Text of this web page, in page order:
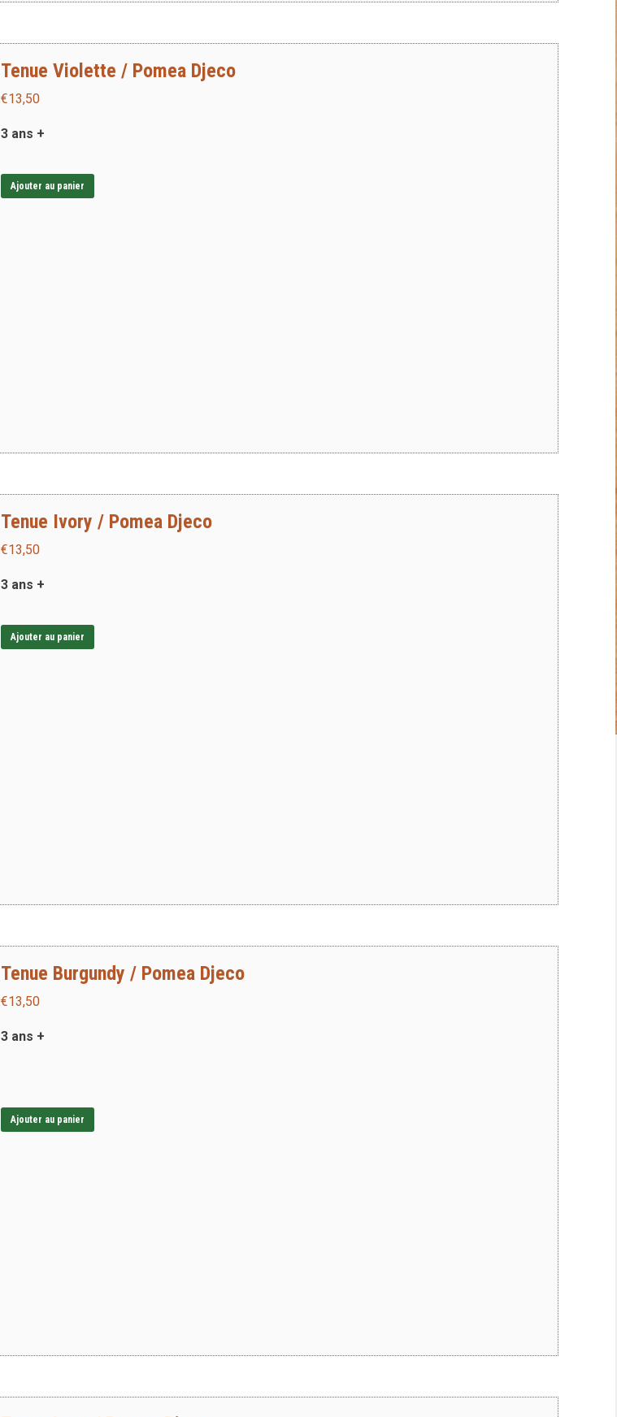
Tenue Violette / Pomea Djeco
€13,50
3 ans +
Ajouter au panier
Tenue Ivory / Pomea Djeco
€13,50
3 ans +
Ajouter au panier
Tenue Burgundy / Pomea Djeco
€13,50
3 ans +
Ajouter au panier